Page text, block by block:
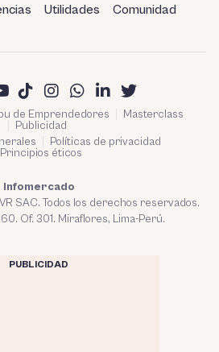
Utilidades Comunidad
de Emprendedores
Masterclass
Publicidad
Políticas de privacidad
Principios éticos
Infomercado
SAC. Todos los derechos reservados.
Of. 301. Miraflores, Lima-Perú.
PUBLICIDAD